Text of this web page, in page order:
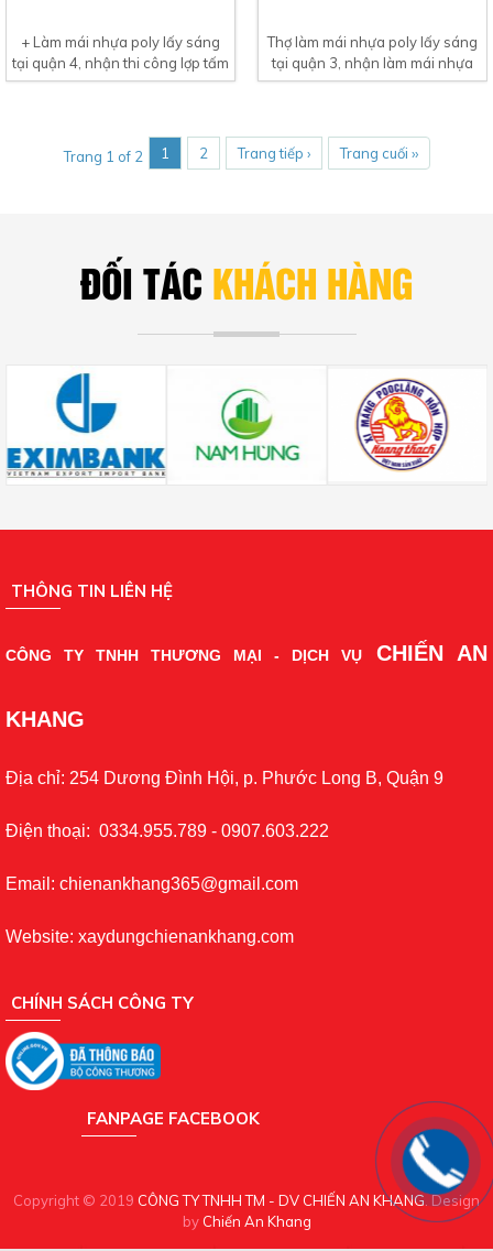
+ Làm mái nhựa poly lấy sáng
tại quận 4, nhận thi công lợp tấm
nhựa poly lấy ánh...
Thợ làm mái nhựa poly lấy sáng
tại quận 3, nhận làm mái nhựa
poly cho tất cả các...
Trang 1 of 2 1 2 Trang tiếp › Trang cuối ››
ĐỐI TÁC KHÁCH HÀNG
THÔNG TIN LIÊN HỆ
CÔNG TY TNHH THƯƠNG MẠI - DỊCH VỤ CHIẾN AN
KHANG
Địa chỉ: 254 Dương Đình Hội, p. Phước Long B, Quận 9
Điện thoại: 0334.955.789 - 0907.603.222
Email: chienankhang365@gmail.com
Website: xaydungchienankhang.com
CHÍNH SÁCH CÔNG TY
FANPAGE FACEBOOK
Copyright © 2019 CÔNG TY TNHH TM - DV CHIẾN AN KHANG. Design
by Chiến An Khang